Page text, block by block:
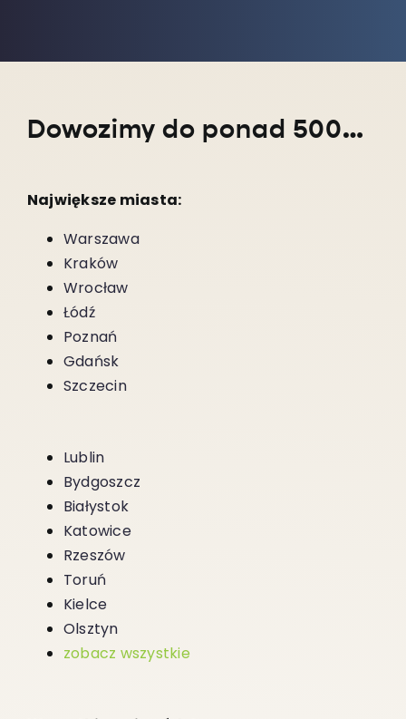
Dowozimy do ponad 5000 miejscowości w całym kraju!
Największe miasta:
Warszawa
Kraków
Wrocław
Łódź
Poznań
Gdańsk
Szczecin
Lublin
Bydgoszcz
Białystok
Katowice
Rzeszów
Toruń
Kielce
Olsztyn
zobacz wszystkie